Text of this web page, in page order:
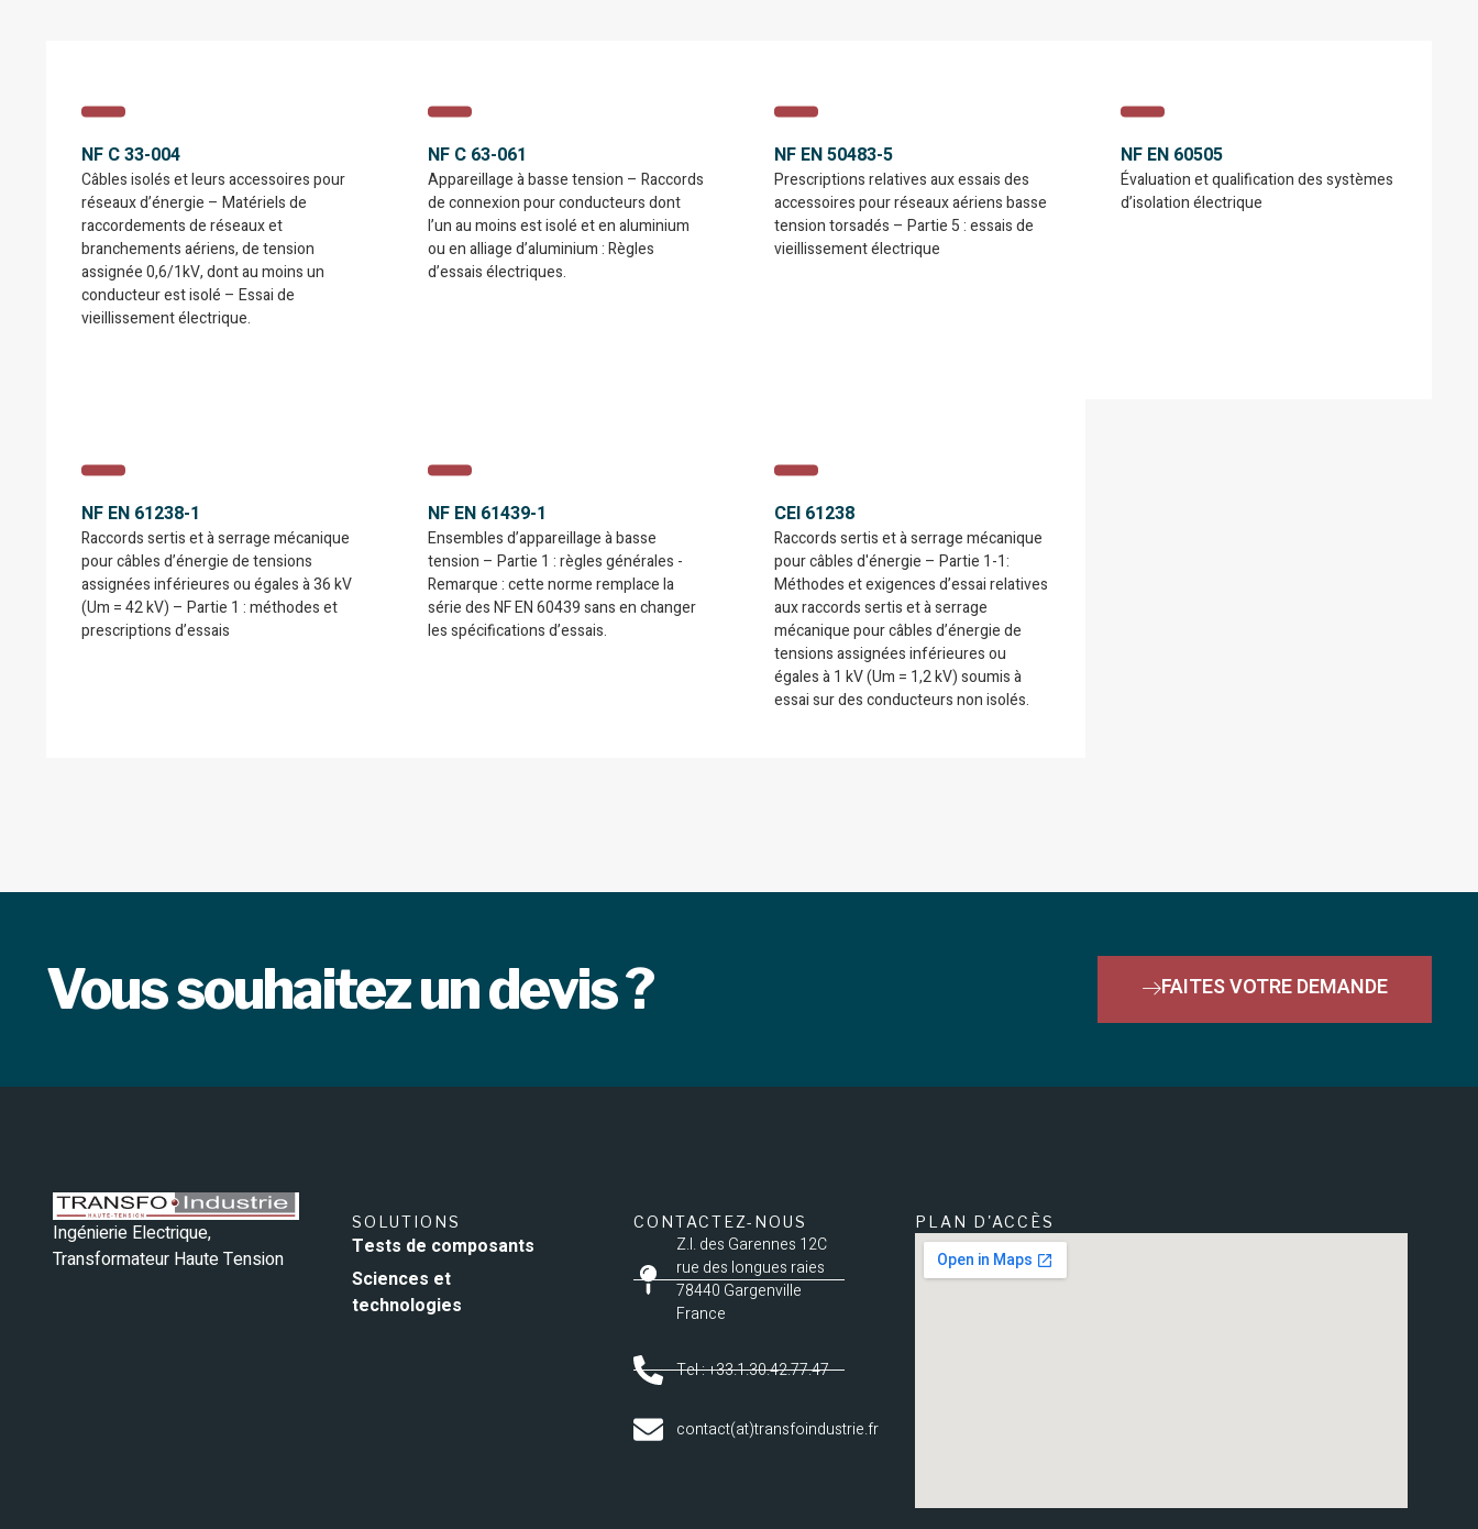
NF C 33-004
Câbles isolés et leurs accessoires pour
réseaux d’énergie – Matériels de
raccordements de réseaux et
branchements aériens, de tension
assignée 0,6/1kV, dont au moins un
conducteur est isolé – Essai de
vieillissement électrique.
NF C 63-061
Appareillage à basse tension – Raccords
de connexion pour conducteurs dont
l’un au moins est isolé et en aluminium
ou en alliage d’aluminium : Règles
d’essais électriques.
NF EN 50483-5
Prescriptions relatives aux essais des
accessoires pour réseaux aériens basse
tension torsadés – Partie 5 : essais de
vieillissement électrique
NF EN 60505
Évaluation et qualification des systèmes
d’isolation électrique
NF EN 61238-1
Raccords sertis et à serrage mécanique
pour câbles d’énergie de tensions
assignées inférieures ou égales à 36 kV
(Um = 42 kV) – Partie 1 : méthodes et
prescriptions d’essais
NF EN 61439-1
Ensembles d’appareillage à basse
tension – Partie 1 : règles générales -
Remarque : cette norme remplace la
série des NF EN 60439 sans en changer
les spécifications d’essais.
CEI 61238
Raccords sertis et à serrage mécanique
pour câbles d'énergie – Partie 1-1:
Méthodes et exigences d’essai relatives
aux raccords sertis et à serrage
mécanique pour câbles d’énergie de
tensions assignées inférieures ou
égales à 1 kV (Um = 1,2 kV) soumis à
essai sur des conducteurs non isolés.
Vous souhaitez un devis ? FAITES VOTRE DEMANDE
Ingénierie Electrique,
Transformateur Haute Tension
SOLUTIONS
Tests de composants
Sciences et
technologies
CONTACTEZ-NOUS
Z.I. des Garennes 12C
rue des longues raies
78440 Gargenville
France
Tel : +33.1.30.42.77.47
contact(at)transfoindustrie.fr
PLAN D'ACCÈS